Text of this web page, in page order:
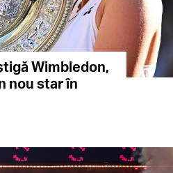
Wimbledon,
nou star în